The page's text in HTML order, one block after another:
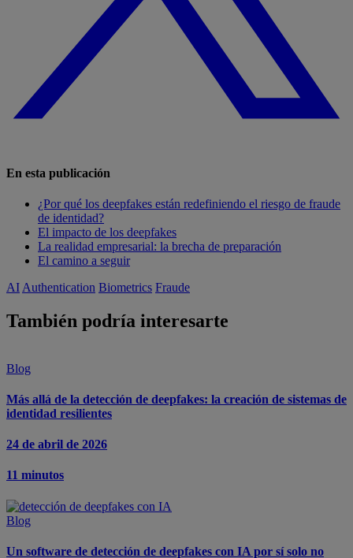
En esta publicación
¿Por qué los deepfakes están redefiniendo el riesgo de fraude
de identidad?
El impacto de los deepfakes
La realidad empresarial: la brecha de preparación
El camino a seguir
AI Authentication Biometrics Fraude
También podría interesarte
Blog
Más allá de la detección de deepfakes: la creación de sistemas de
identidad resilientes
24 de abril de 2026
11 minutos
Blog
Un software de detección de deepfakes con IA por sí solo no